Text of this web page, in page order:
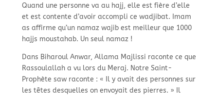
Quand une personne va au hajj, elle est fière d’elle
et est contente d’avoir accompli ce wadjibat. Imam
as affirme qu’un namaz wajib est meilleur que 1000
hajjs moustahab. Un seul namaz !
Dans Biharoul Anwar, Allama Majlissi raconte ce que
Rassoulallah a vu lors du Meraj. Notre Saint-
Prophète saw raconte : « Il y avait des personnes sur
les têtes desquelles on envoyait des pierres. » Il